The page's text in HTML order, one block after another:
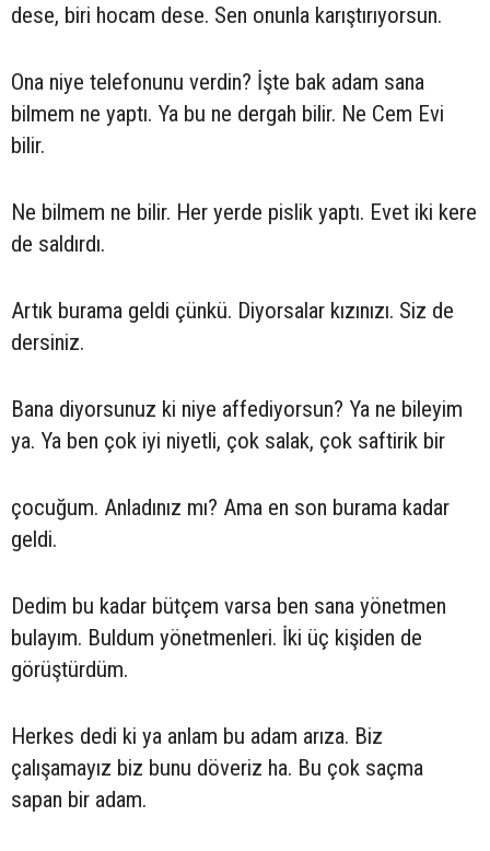
dese, biri hocam dese. Sen onunla karıştırıyorsun.
Ona niye telefonunu verdin? İşte bak adam sana
bilmem ne yaptı. Ya bu ne dergah bilir. Ne Cem Evi
bilir.
Ne bilmem ne bilir. Her yerde pislik yaptı. Evet iki kere
de saldırdı.
Artık burama geldi çünkü. Diyorsalar kızınızı. Siz de
dersiniz.
Bana diyorsunuz ki niye affediyorsun? Ya ne bileyim
ya. Ya ben çok iyi niyetli, çok salak, çok saftirik bir
çocuğum. Anladınız mı? Ama en son burama kadar
geldi.
Dedim bu kadar bütçem varsa ben sana yönetmen
bulayım. Buldum yönetmenleri. İki üç kişiden de
görüştürdüm.
Herkes dedi ki ya anlam bu adam arıza. Biz
çalışamayız biz bunu döveriz ha. Bu çok saçma
sapan bir adam.